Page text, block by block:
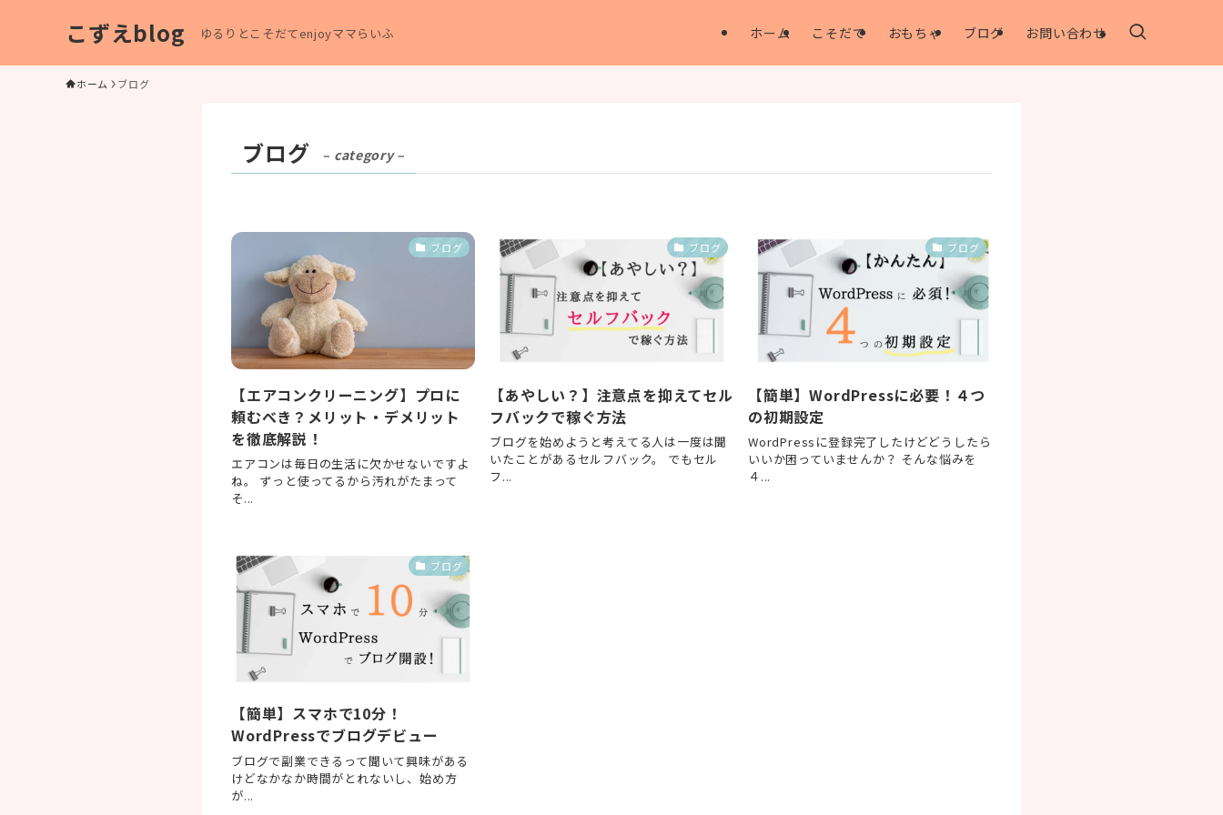
こずえblog ゆるりとこそだてenjoyママらいふ ホーム こそだて おもちゃ ブログ お問い合わせ
ホーム ブログ
ブログ – category –
ブログ
【エアコンクリーニング】プロに
頼むべき？メリット・デメリット
を徹底解説！
エアコンは毎日の生活に欠かせないですよ
ね。 ずっと使ってるから汚れがたまって
そ...
ブログ
【あやしい？】注意点を抑えてセル
フバックで稼ぐ方法
ブログを始めようと考えてる人は一度は聞
いたことがあるセルフバック。 でもセル
フ...
ブログ
【簡単】WordPressに必要！４つ
の初期設定
WordPressに登録完了したけどどうしたら
いいか困っていませんか？ そんな悩みを
４...
ブログ
【簡単】スマホで10分！
WordPressでブログデビュー
ブログで副業できるって聞いて興味がある
けどなかなか時間がとれないし、始め方
が...